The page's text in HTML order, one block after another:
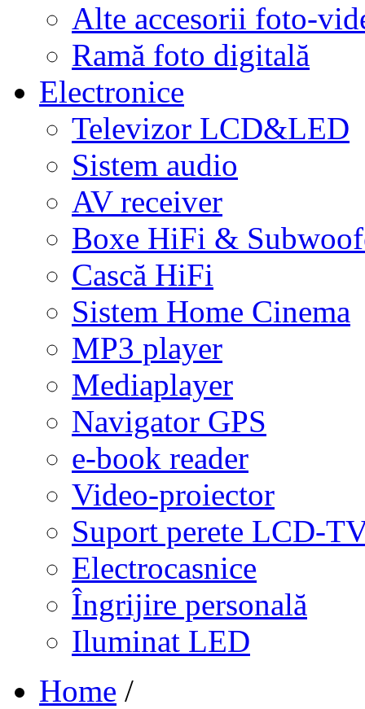
Alte accesorii foto-
Ramă foto digitală
Electronice
Televizor LCD&LED
Sistem audio
AV receiver
Boxe HiFi &
Cască HiFi
Sistem Home Cinema
MP3 player
Mediaplayer
Navigator GPS
e-book reader
Video-proiector
Suport perete LCD-
Electrocasnice
Îngrijire personală
Iluminat LED
Home /